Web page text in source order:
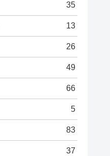
35
13
26
49
66
5
83
37